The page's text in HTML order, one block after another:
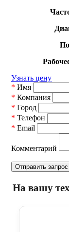
Узнать цену
* Имя
* Компания
* Город
* Телефон
* Email
Комментарий
На вашу